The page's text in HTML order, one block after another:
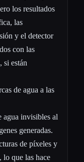
los resultados
las
y el detector
con las
si están
de agua a las
agua invisibles al
generadas.
de píxeles y
lo que las hace